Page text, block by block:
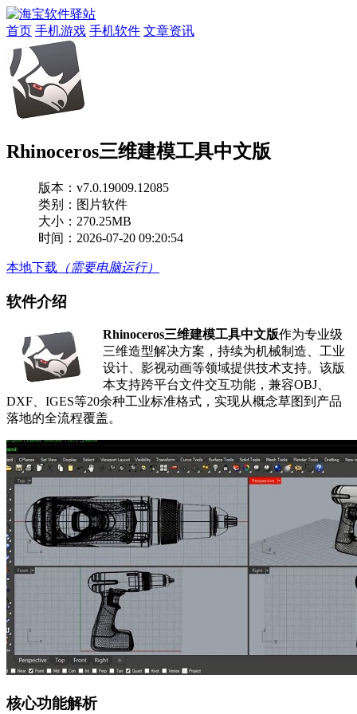
首页 手机游戏 手机软件 文章资讯
Rhinoceros三维建模工具中文版
版本： v7.0.19009.12085
类别：图片软件
大小：270.25MB
时间：2026-07-20 09:20:54
本地下载 （需要电脑运行）
软件介绍
Rhinoceros三维建模工具中文版作为专业级
三维造型解决方案，持续为机械制造、工业
设计、影视动画等领域提供技术支持。该版
本支持跨平台文件交互功能，兼容OBJ、
DXF、IGES等20余种工业标准格式，实现从概念草图到产品
落地的全流程覆盖。
核心功能解析